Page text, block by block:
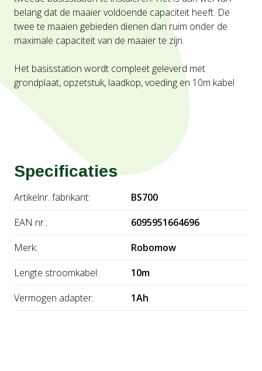
belang dat de maaier voldoende capaciteit heeft. De
twee te maaien gebieden dienen dan ruim onder de
maximale capaciteit van de maaier te zijn.
Het basisstation wordt compleet geleverd met
grondplaat, opzetstuk, laadkop, voeding en 10m kabel
Specificaties
Artikelnr. fabrikant:
BS700
EAN nr.:
6095951664696
Merk:
Robomow
Lengte stroomkabel:
10m
Vermogen adapter:
1Ah